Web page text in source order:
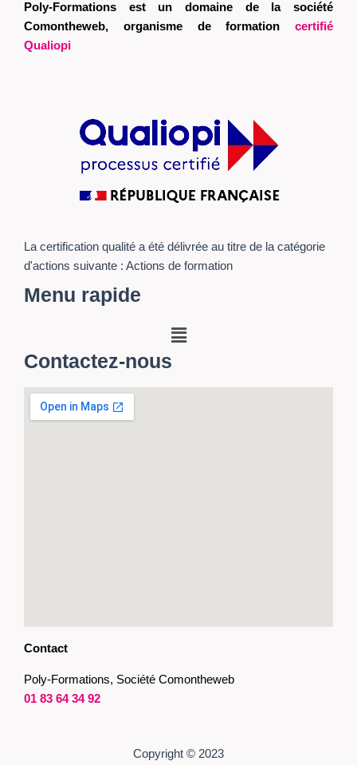
Poly-Formations est un domaine de la société
Comontheweb, organisme de formation certifié
Qualiopi
La certification qualité a été délivrée au titre de la catégorie
d'actions suivante : Actions de formation
Menu rapide
Menu
Contactez-nous
Contact
Poly-Formations, Société Comontheweb
01 83 64 34 92
Copyright © 2023